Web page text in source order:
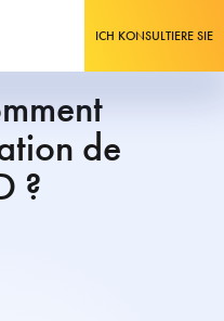
ICH KONSULTIERE SIE
de
?